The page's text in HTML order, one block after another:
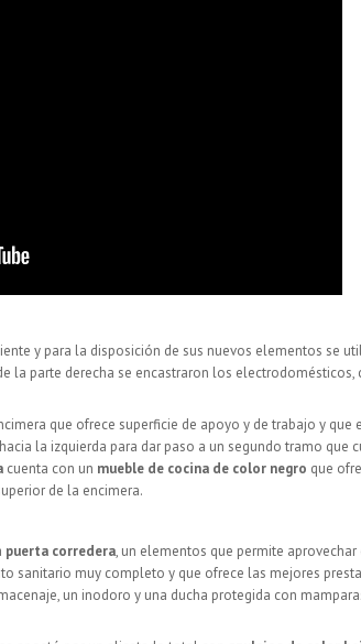
y para la disposición de sus nuevos elementos se
la parte derecha se encastraron los
que ofrece superficie de apoyo y de trabajo y que
la izquierda para dar paso a un segundo tramo que
cuenta con un mueble de cocina de color negro que
de la encimera.
puerta corredera, un elementos que permite
sanitario muy completo y que ofrece las mejores
un inodoro y una ducha protegida con